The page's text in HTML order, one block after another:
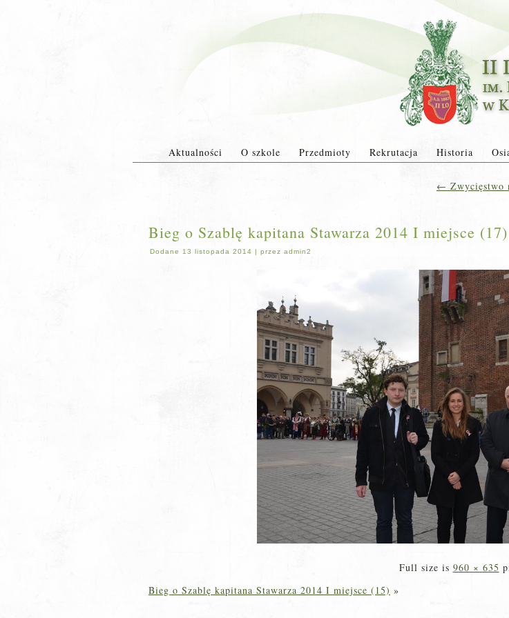
Aktualności O szkole Przedmioty Rekrutacja Historia
← Zwycięstwo
Bieg o Szablę kapitana Stawarza 2014 I miejsce (17)
Dodane 13 listopada 2014 | przez admin2
Full size is 960 × 635
Bieg o Szablę kapitana Stawarza 2014 I miejsce (15) »